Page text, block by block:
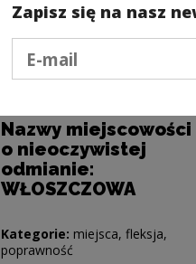
Nazwy miejscowości
o nieoczywistej
odmianie:
WŁOSZCZOWA
Kategorie: miejsca, fleksja,
poprawność
Zapisz się na nasz